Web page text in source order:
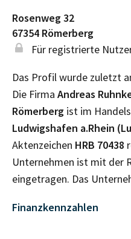
Rosenweg 32
67354 Römerberg
Für registrierte
Das Profil wurde zuletzt
Die Firma Andreas
Römerberg ist im
Ludwigshafen a.Rhein
Aktenzeichen HRB 70438
Unternehmen ist mit der
eingetragen. Das
Finanzkennzahlen